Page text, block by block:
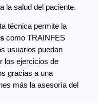
la salud del paciente.
técnica permite la
como TRAINFES
usuarios puedan
los ejercicios de
gracias a una
más la asesoría del